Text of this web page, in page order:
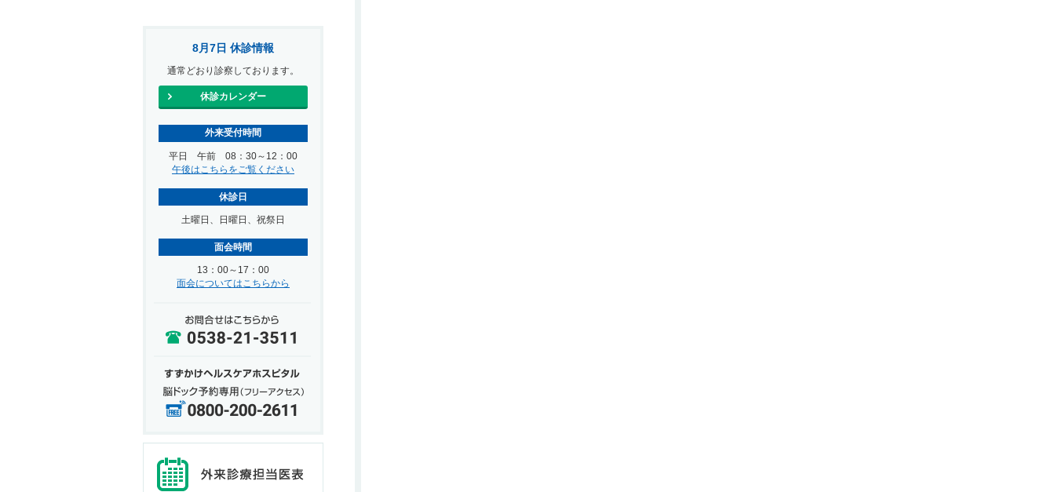
8月7日 休診情報
通常どおり診察しております。
休診カレンダー
外来受付時間
平日 午前 08：30～12：00
午後はこちらをご覧ください
休診日
土曜日、日曜日、祝祭日
面会時間
13：00～17：00
面会についてはこちらから